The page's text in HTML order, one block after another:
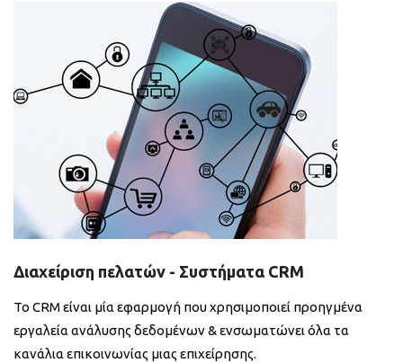
Διαχείριση πελατών - Συστήματα CRM
Το CRM είναι μία εφαρμογή που χρησιμοποιεί προηγμένα
εργαλεία ανάλυσης δεδομένων & ενσωματώνει όλα τα
κανάλια επικοινωνίας μιας επιχείρησης.